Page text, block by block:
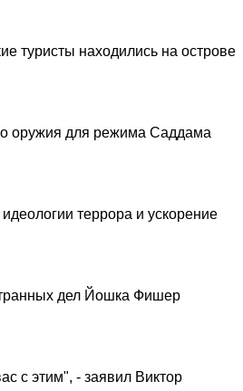
туристы находились на острове
оружия для режима Саддама
террора и ускорение
дел Йошка Фишер
с этим", - заявил Виктор